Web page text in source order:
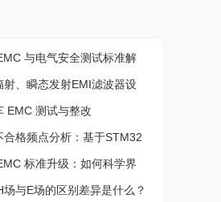
与电气安全测试标准解
射、瞬态发射EMI滤波器设
EMC 测试与整改
合格频点分析：基于STM32
标准升级：如何科学界
场与E场的区别差异是什么？